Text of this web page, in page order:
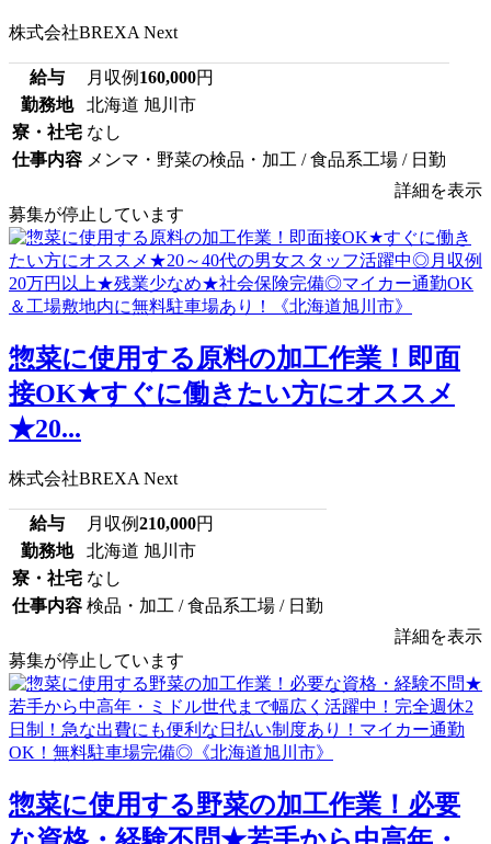
株式会社BREXA Next
給与 月収例 160,000円
勤務地
北海道 旭川市
寮・社宅 なし
仕事内容 メンマ・野菜の検品・加工 / 食品系工場 / 日勤
詳細を表示
募集が停止しています
惣菜に使用する原料の加工作業！即面
接OK★すぐに働きたい方にオススメ
★20...
株式会社BREXA Next
給与 月収例210,000円
勤務地
北海道 旭川市
寮・社宅 なし
仕事内容 検品・加工 / 食品系工場 / 日勤
詳細を表示
募集が停止しています
惣菜に使用する野菜の加工作業！必要